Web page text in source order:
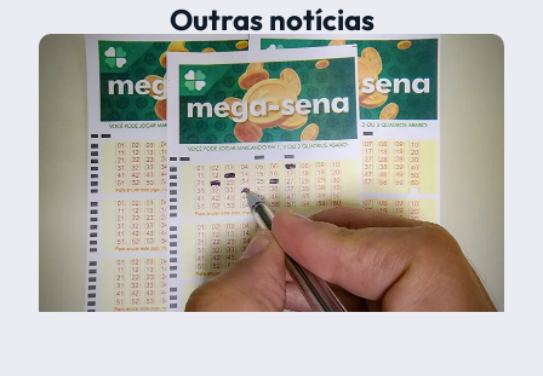
Outras notícias